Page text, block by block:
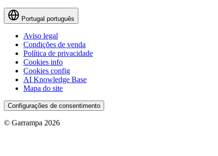
Portugal português
Aviso legal
Condições de venda
Política de privacidade
Cookies info
Cookies config
AI Knowledge Base
Mapa do site
Configurações de consentimento
© Garrampa 2026